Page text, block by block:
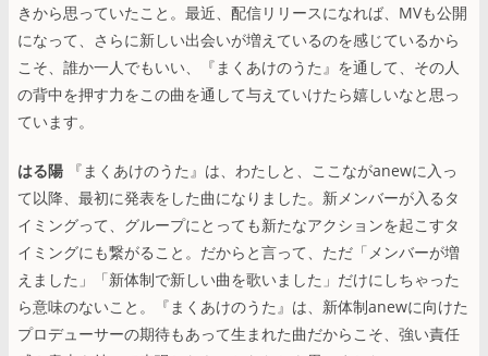
きから思っていたこと。最近、配信リリースになれば、MVも公開
になって、さらに新しい出会いが増えているのを感じているから
こそ、誰か一人でもいい、『まくあけのうた』を通して、その人
の背中を押す力をこの曲を通して与えていけたら嬉しいなと思っ
ています。
はる陽 『まくあけのうた』は、わたしと、ここながanewに入っ
て以降、最初に発表をした曲になりました。新メンバーが入るタ
イミングって、グループにとっても新たなアクションを起こすタ
イミングにも繋がること。だからと言って、ただ「メンバーが増
えました」「新体制で新しい曲を歌いました」だけにしちゃった
ら意味のないこと。『まくあけのうた』は、新体制anewに向けた
プロデューサーの期待もあって生まれた曲だからこそ、強い責任